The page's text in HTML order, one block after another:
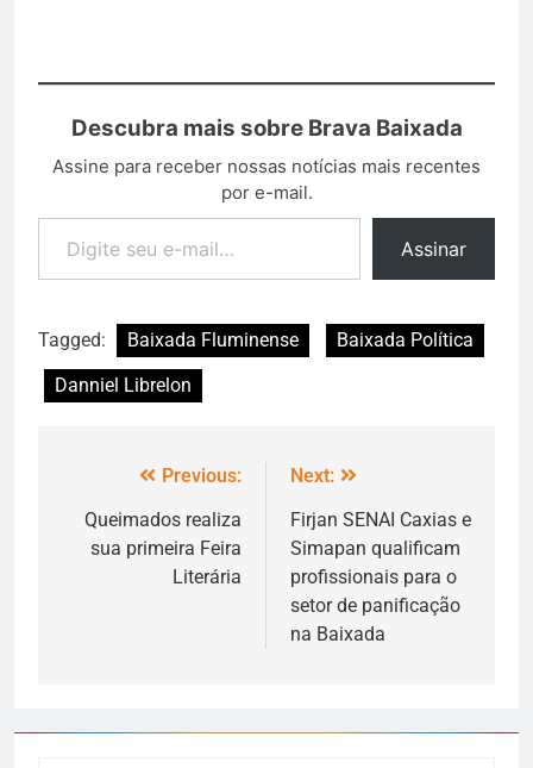
Descubra mais sobre Brava Baixada
Assine para receber nossas notícias mais recentes
por e-mail.
Assinar
Tagged: Baixada Fluminense
Baixada Política
Danniel Librelon
Previous:
Queimados realiza
sua primeira Feira
Literária
Next:
Firjan SENAI Caxias e
Simapan qualificam
profissionais para o
setor de panificação
na Baixada